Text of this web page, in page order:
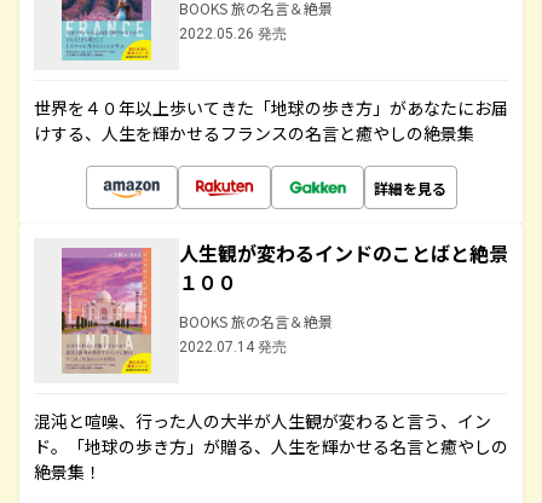
BOOKS 旅の名言＆絶景
2022.05.26 発売
世界を４０年以上歩いてきた「地球の歩き方」があなたにお届
けする、人生を輝かせるフランスの名言と癒やしの絶景集
詳細を見る
人生観が変わるインドのことばと絶景
１００
BOOKS 旅の名言＆絶景
2022.07.14 発売
混沌と喧噪、行った人の大半が人生観が変わると言う、イン
ド。「地球の歩き方」が贈る、人生を輝かせる名言と癒やしの
絶景集！